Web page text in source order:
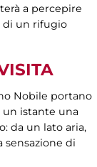
a percepire
di un rifugio
Nobile portano
un istante una
da un lato aria,
sensazione di